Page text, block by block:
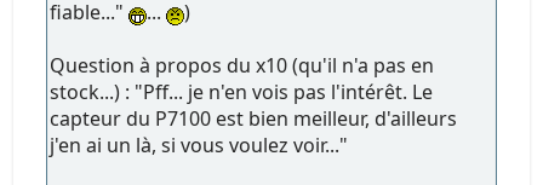
fiable..."
...
)
Question à propos du x10 (qu'il n'a pas en
stock...) : "Pff... je n'en vois pas l'intérêt. Le
capteur du P7100 est bien meilleur, d'ailleurs
j'en ai un là, si vous voulez voir..."